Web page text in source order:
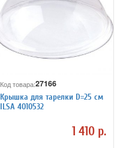
Код товара:27166
Крышка для тарелки D=25 см
ILSA 4010532
1 410 р.